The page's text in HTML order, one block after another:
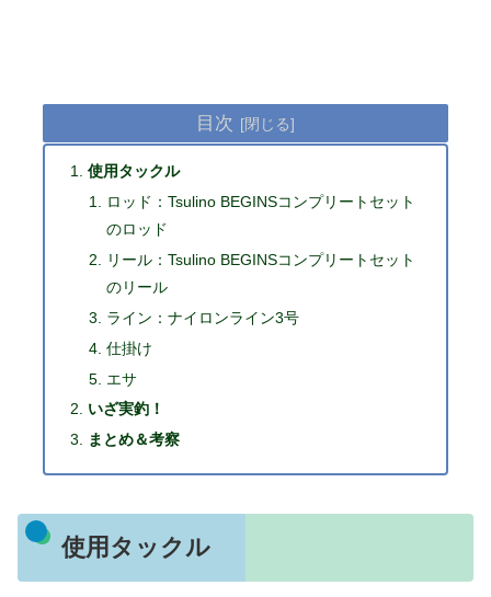
目次
使用タックル
ロッド：Tsulino BEGINSコンプリートセット
のロッド
リール：Tsulino BEGINSコンプリートセット
のリール
ライン：ナイロンライン3号
仕掛け
エサ
いざ実釣！
まとめ＆考察
使用タックル